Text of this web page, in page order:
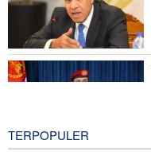
Dipecat
TERPOPULER